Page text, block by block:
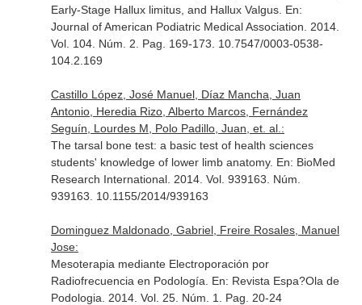
Early-Stage Hallux limitus, and Hallux Valgus. En:
Journal of American Podiatric Medical Association . 2014.
Vol. 104. Núm. 2. Pag. 169-173. 10.7547/0003-0538-
104.2.169
Castillo López, José Manuel, Díaz Mancha, Juan
Antonio, Heredia Rizo, Alberto Marcos, Fernández
Seguín, Lourdes M, Polo Padillo, Juan, et. al.:
The tarsal bone test: a basic test of health sciences
students' knowledge of lower limb anatomy. En: BioMed
Research International. 2014. Vol. 939163. Núm.
939163. 10.1155/2014/939163
Dominguez Maldonado, Gabriel, Freire Rosales, Manuel
Jose:
Mesoterapia mediante Electroporación por
Radiofrecuencia en Podología. En: Revista Espa?Ola de
Podologia . 2014. Vol. 25. Núm. 1. Pag. 20-24